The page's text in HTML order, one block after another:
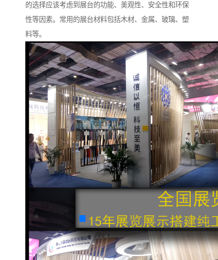
的选择应该考虑到展台的功能、美观性、安全性和环保
性等因素。常用的展台材料包括木材、金属、玻璃、塑
料等。